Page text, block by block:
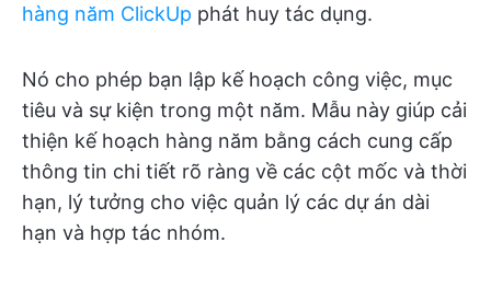
hàng năm ClickUp phát huy tác dụng.
Nó cho phép bạn lập kế hoạch công việc, mục
tiêu và sự kiện trong một năm. Mẫu này giúp cải
thiện kế hoạch hàng năm bằng cách cung cấp
thông tin chi tiết rõ ràng về các cột mốc và thời
hạn, lý tưởng cho việc quản lý các dự án dài
hạn và hợp tác nhóm.